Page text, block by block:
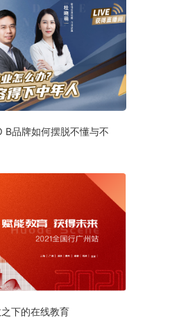
B品牌如何摆脱不懂与不
下的在线教育